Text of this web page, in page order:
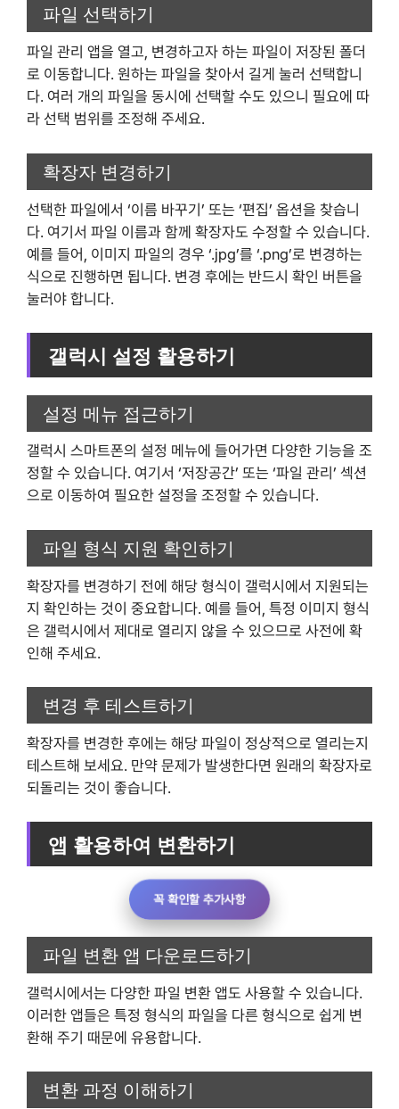
파일 선택하기
파일 관리 앱을 열고, 변경하고자 하는 파일이 저장된 폴더
로 이동합니다. 원하는 파일을 찾아서 길게 눌러 선택합니
다. 여러 개의 파일을 동시에 선택할 수도 있으니 필요에 따
라 선택 범위를 조정해 주세요.
확장자 변경하기
선택한 파일에서 ‘이름 바꾸기’ 또는 ‘편집’ 옵션을 찾습니
다. 여기서 파일 이름과 함께 확장자도 수정할 수 있습니다.
예를 들어, 이미지 파일의 경우 ‘.jpg’를 ‘.png’로 변경하는
식으로 진행하면 됩니다. 변경 후에는 반드시 확인 버튼을
눌러야 합니다.
갤럭시 설정 활용하기
설정 메뉴 접근하기
갤럭시 스마트폰의 설정 메뉴에 들어가면 다양한 기능을 조
정할 수 있습니다. 여기서 ‘저장공간’ 또는 ‘파일 관리’ 섹션
으로 이동하여 필요한 설정을 조정할 수 있습니다.
파일 형식 지원 확인하기
확장자를 변경하기 전에 해당 형식이 갤럭시에서 지원되는
지 확인하는 것이 중요합니다. 예를 들어, 특정 이미지 형식
은 갤럭시에서 제대로 열리지 않을 수 있으므로 사전에 확
인해 주세요.
변경 후 테스트하기
확장자를 변경한 후에는 해당 파일이 정상적으로 열리는지
테스트해 보세요. 만약 문제가 발생한다면 원래의 확장자로
되돌리는 것이 좋습니다.
앱 활용하여 변환하기
꼭 확인할 추가사항
파일 변환 앱 다운로드하기
갤럭시에서는 다양한 파일 변환 앱도 사용할 수 있습니다.
이러한 앱들은 특정 형식의 파일을 다른 형식으로 쉽게 변
환해 주기 때문에 유용합니다.
변환 과정 이해하기